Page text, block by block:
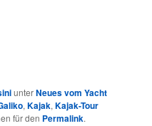
unterNeues vom Yacht
,Kajak,Kajak-Tour
für den Permalink.